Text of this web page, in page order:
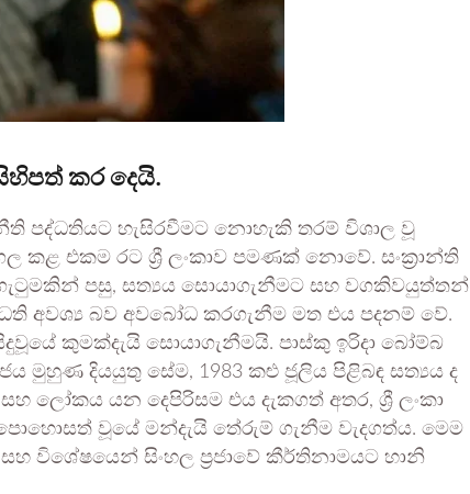
කර දෙයි.
පද්ධතියට හැසිරවීමට නොහැකි තරම් විශාල වූ
කළ එකම රට ශ්‍රී ලංකාව පමණක් නොවේ. සංක්‍රාන්ති
පසු, සත්‍යය සොයාගැනීමට සහ වගකිවයුත්තන්
අවශ්‍ය බව අවබෝධ කරගැනීම මත එය පදනම් වේ.
කුමක්දැයි සොයාගැනීමයි. පාස්කු ඉරිදා බෝම්බ
මුහුණ දියයුතු සේම, 1983 කළු ජූලිය පිළිබඳ සත්‍යය ද
ලෝකය යන දෙපිරිසම එය දැකගත් අතර, ශ්‍රී ලංකා
වූයේ මන්දැයි තේරුම් ගැනීම වැදගත්ය. මෙම
විශේෂයෙන් සිංහල ප්‍රජාවේ කීර්තිනාමයට හානි